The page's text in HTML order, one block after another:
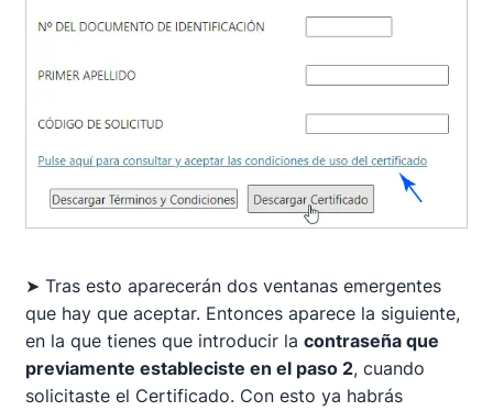
➤ Tras esto aparecerán dos ventanas emergentes
que hay que aceptar. Entonces aparece la siguiente,
en la que tienes que introducir la contraseña que
previamente estableciste en el paso 2, cuando
solicitaste el Certificado. Con esto ya habrás